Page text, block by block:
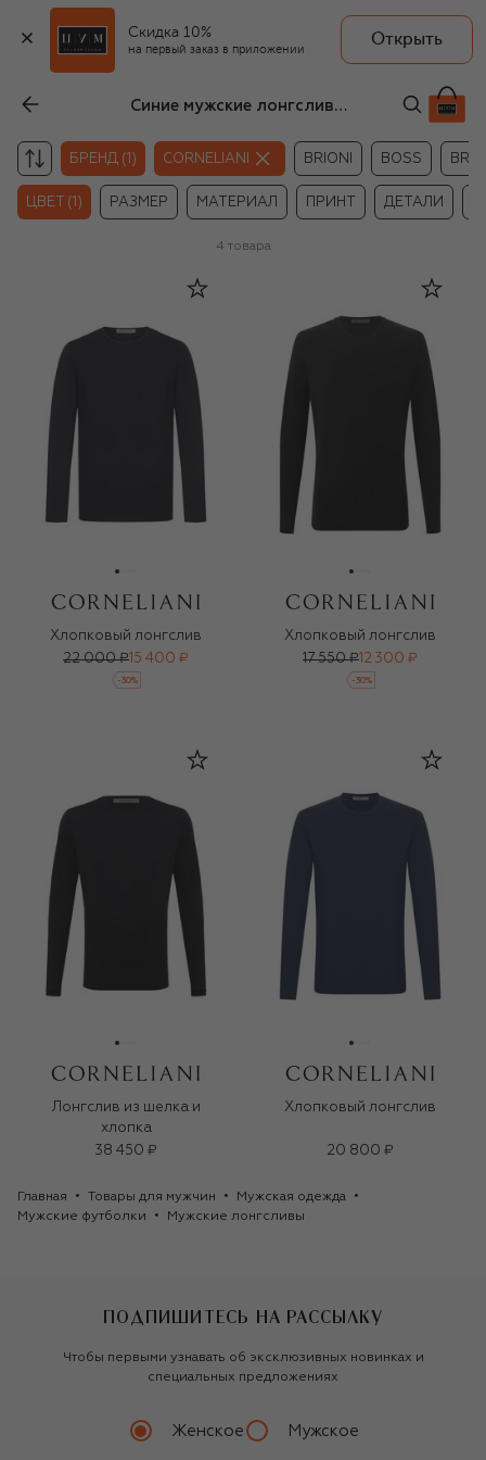
Скидка 10%
на первый заказ в приложении
Открыть
Синие мужские лонгсливы Corneliani
БРЕНД (1) CORNELIANI BRIONI BOSS
ЦВЕТ (1) РАЗМЕР МАТЕРИАЛ ПРИНТ ДЕТАЛИ
4 товара
Хлопковый лонгслив
22 000 ₽ 15 400 ₽
-30%
Хлопковый лонгслив
17 550 ₽ 12 300 ₽
-30%
Лонгслив из шелка и
хлопка
38 450 ₽
Хлопковый лонгслив
20 800 ₽
Главная Товары для мужчин
Мужская одежда
Мужские футболки
Мужские лонгсливы
ПОДПИШИТЕСЬ НА РАССЫЛКУ
Чтобы первыми узнавать об эксклюзивных новинках и
специальных предложениях
Женское Мужское